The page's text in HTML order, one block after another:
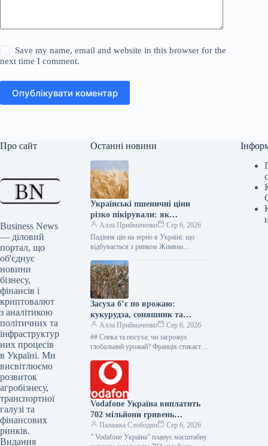
Save my name, email and website in this browser for the
next time I comment.
Опублікувати коментар
Про сайт
Business News
— діловий
портал, що
об'єднує
новини
бізнесу,
фінансів і
криптовалют
з аналітикою
політичних та
інфраструктур
них процесів
в Україні. Ми
висвітлюємо
розвиток
агробізнесу,
транспортної
галузі та
фінансових
ринків.
Видання
Останні новини
Українські пшеничні ціни
різко пікірували: як
жнива-2026 переписали
аграрний ринок
Алла Приймаченко
Сер 6, 2026
Падіння цін на зерно в Україні: що
відбувається з ринком Жнивна
набирає обертів. Станом на…
Засуха б’є по врожаю:
кукурудза, соняшник та
пшениця під загрозою в
Європі, Канаді й Австралії.
Алла Приймаченко
Сер 6, 2026
## Спека та посуха: чи загрожує
глобальний урожай? Франція стикається
Локальні дощі, на які розраховували
аграрії,…
Vodafone Україна виплатить
702 мільйони гривень
дивідендів у 2025 році
Палажка Слободян
Сер 6, 2026
” Vodafone Україна” планує масштабну